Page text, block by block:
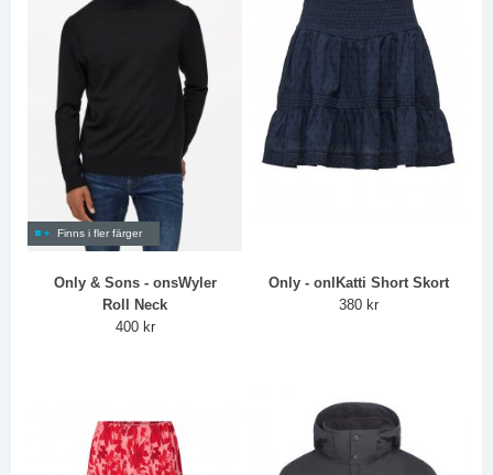
Finns i fler färger
Only & Sons - onsWyler
Roll Neck
400 kr
Only - onlKatti Short Skort
380 kr